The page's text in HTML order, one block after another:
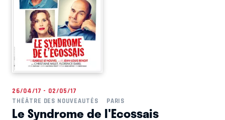
26/04/17 - 02/05/17
THÉÂTRE DES NOUVEAUTÉS
PARIS
Le Syndrome de l'Ecossais